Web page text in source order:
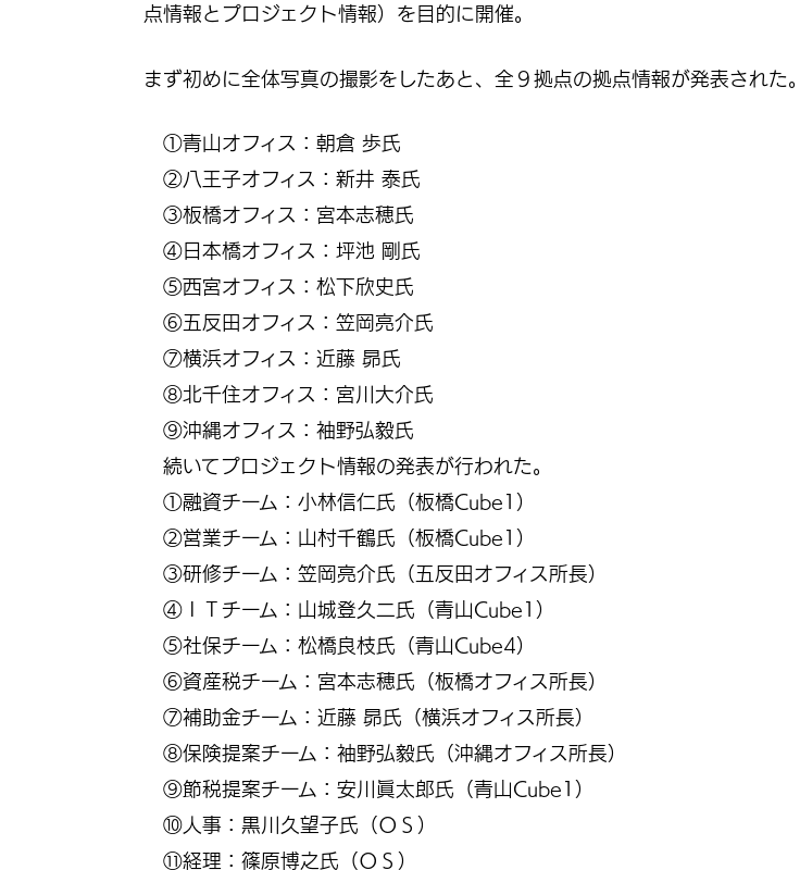
点情報とプロジェクト情報）を目的に開催。
まず初めに全体写真の撮影をしたあと、全９拠点の拠点情報が発表された。
①青山オフィス：朝倉 歩氏
②八王子オフィス：新井 泰氏
③板橋オフィス：宮本志穂氏
④日本橋オフィス：坪池 剛氏
⑤西宮オフィス：松下欣史氏
⑥五反田オフィス：笠岡亮介氏
⑦横浜オフィス：近藤 昴氏
⑧北千住オフィス：宮川大介氏
⑨沖縄オフィス：袖野弘毅氏
続いてプロジェクト情報の発表が行われた。
①融資チーム：小林信仁氏（板橋Cube1）
②営業チーム：山村千鶴氏（板橋Cube1）
③研修チーム：笠岡亮介氏（五反田オフィス所長）
④ＩＴチーム：山城登久二氏（青山Cube1）
⑤社保チーム：松橋良枝氏（青山Cube4）
⑥資産税チーム：宮本志穂氏（板橋オフィス所長）
⑦補助金チーム：近藤 昴氏（横浜オフィス所長）
⑧保険提案チーム：袖野弘毅氏（沖縄オフィス所長）
⑨節税提案チーム：安川眞太郎氏（青山Cube1）
⑩人事：黒川久望子氏（ＯＳ）
⑪経理：篠原博之氏（ＯＳ）